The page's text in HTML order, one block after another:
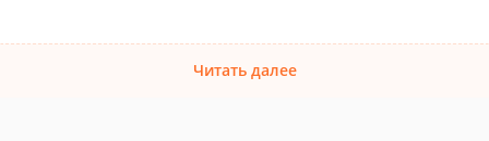
Читать далее